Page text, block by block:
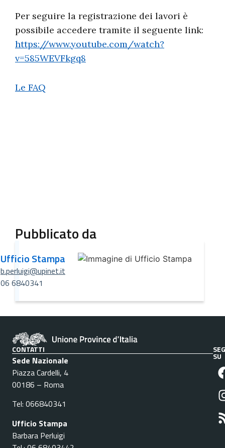
Per seguire la registrazione dei lavori è
possibile accedere tramite il seguente link:
https://www.youtube.com/watch?
v=585WEVFkgq8
Le FAQ
Pubblicato da
Ufficio Stampa
b.perluigi@upinet.it
06 6840341
CONTATTI
Sede Nazionale
Piazza Cardelli, 4
00186 – Roma
Tel: 066840341
Ufficio Stampa
Barbara Perluigi
SU